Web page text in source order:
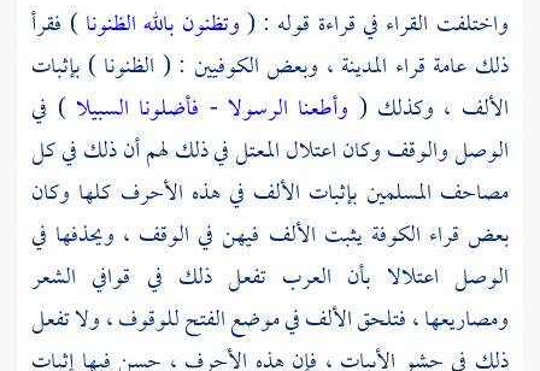
واختلفت القراء في قراءة قوله : (وتظنون بالله الظنونا) فقرأ
ذلك عامة قراء المدينة ، وبعضالكوفيين : ( الظنونا ) بإثبات
الألف ، وكذلك ( وأطعنا الرسولا- فأضلونا السبيلا) في
الوصل والوقف وكان اعتلال المعتل في ذلك لهم أن ذلك في كل
مصاحف المسلمين بإثبات الألف في هذه الأحرف كلها وكان
بعض قراء الكوفةيثبت الألف فيهن في الوقف ، ويحذفها في
الوصل اعتلالا بأن العرب تفعل ذلك في قوافي الشعر
ومصاريعها ، فتلحق الألف في موضع الفتح للوقوف ، ولا تفعل